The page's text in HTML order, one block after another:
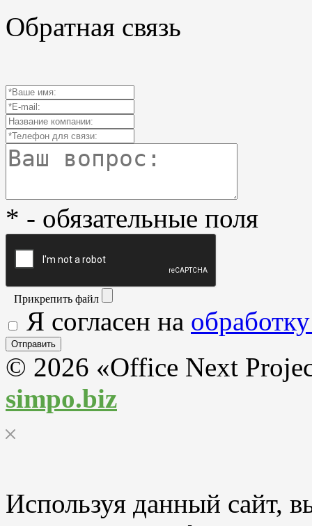
Обратная связь
* - обязательные поля
Прикрепить файл
Я согласен на
© 2026 «Office Next
simpo.biz
Используя данный сайт,